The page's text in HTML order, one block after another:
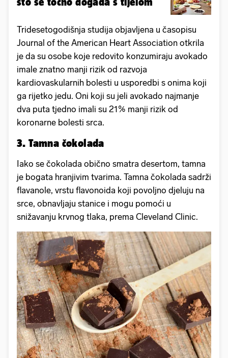
Tridesetogodišnja studija objavljena u časopisu
Journal of the American Heart Association otkrila
je da su osobe koje redovito konzumiraju avokado
imale znatno manji rizik od razvoja
kardiovaskularnih bolesti u usporedbi s onima koji
ga rijetko jedu. Oni koji su jeli avokado najmanje
dva puta tjedno imali su 21% manji rizik od
koronarne bolesti srca.
3. Tamna čokolada
Iako se čokolada obično smatra desertom, tamna
je bogata hranjivim tvarima. Tamna čokolada sadrži
flavanole, vrstu flavonoida koji povoljno djeluju na
srce, obnavljaju stanice i mogu pomoći u
snižavanju krvnog tlaka, prema Cleveland Clinic.